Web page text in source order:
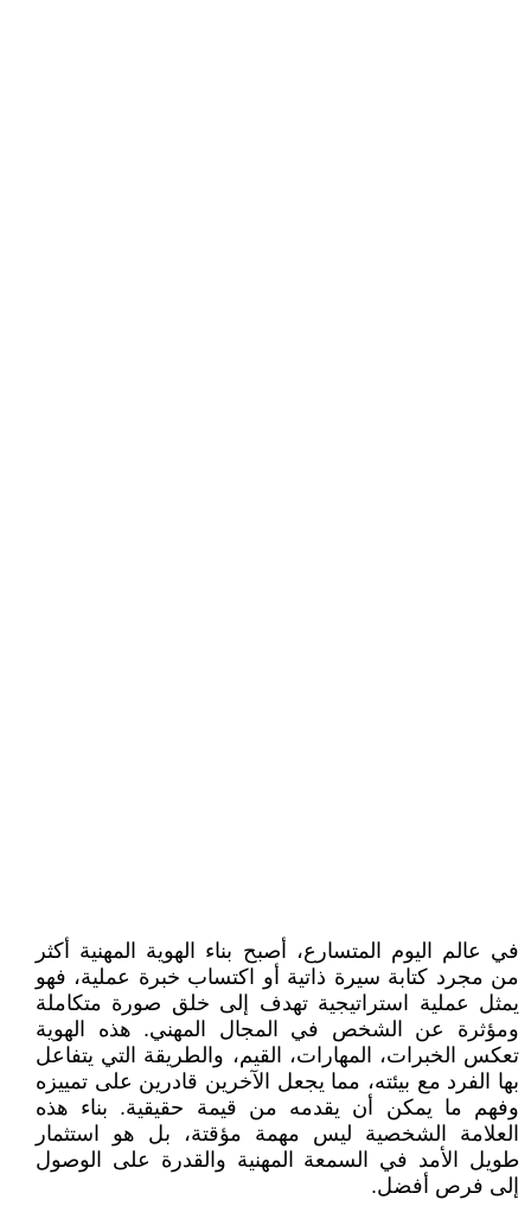
في عالم اليوم المتسارع، أصبح بناء الهوية المهنية أكثر
من مجرد كتابة سيرة ذاتية أو اكتساب خبرة عملية، فهو
يمثل عملية استراتيجية تهدف إلى خلق صورة متكاملة
ومؤثرة عن الشخص في المجال المهني. هذه الهوية
تعكس الخبرات، المهارات، القيم، والطريقة التي يتفاعل
بها الفرد مع بيئته، مما يجعل الآخرين قادرين على تمييزه
وفهم ما يمكن أن يقدمه من قيمة حقيقية. بناء هذه
العلامة الشخصية ليس مهمة مؤقتة، بل هو استثمار
طويل الأمد في السمعة المهنية والقدرة على الوصول
إلى فرص أفضل.